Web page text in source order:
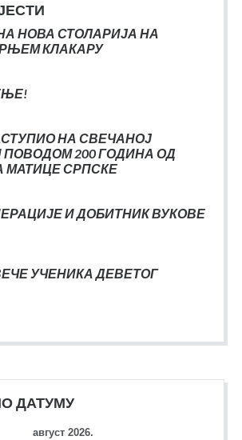
НОВА СТОЛАРИЈА НА
КЛАКАРУ
НА СВЕЧАНОЈ
200 ГОДИНА ОД
МАТИЦЕ СРПСКЕ
И ДОБИТНИК ВУКОВЕ
УЧЕНИКА ДЕВЕТОГ
ДАТУМУ
август 2026.